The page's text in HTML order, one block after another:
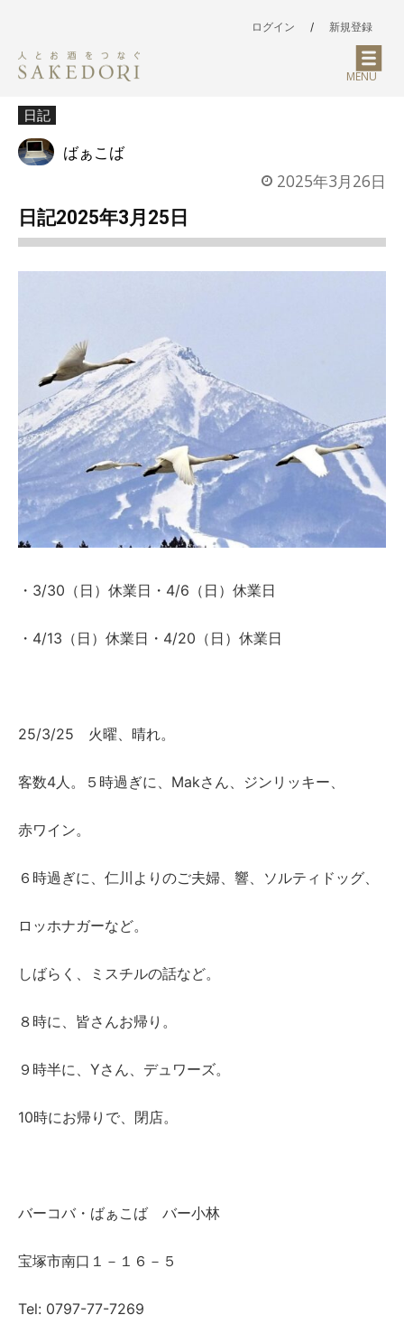
ログイン / 新規登録
MENU
日記
ばぁこば
2025年3月26日
日記2025年3月25日
・3/30（日）休業日・4/6（日）休業日
・4/13（日）休業日・4/20（日）休業日
25/3/25 火曜、晴れ。
客数4人。５時過ぎに、Makさん、ジンリッキー、
赤ワイン。
６時過ぎに、仁川よりのご夫婦、響、ソルティドッグ、
ロッホナガーなど。
しばらく、ミスチルの話など。
８時に、皆さんお帰り。
９時半に、Yさん、デュワーズ。
10時にお帰りで、閉店。
バーコバ・ばぁこば バー小林
宝塚市南口１－１６－５
Tel: 0797-77-7269